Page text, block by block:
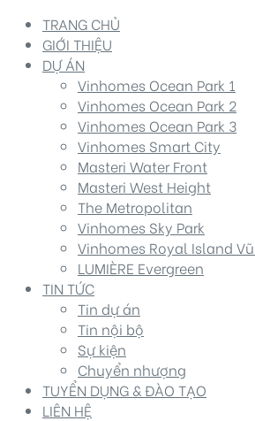
TRANG CHỦ
GIỚI THIỆU
DỰ ÁN
Vinhomes Ocean Park 1
Vinhomes Ocean Park 2
Vinhomes Ocean Park 3
Vinhomes Smart City
Masteri Water Front
Masteri West Height
The Metropolitan
Vinhomes Sky Park
Vinhomes Royal Island
LUMIÈRE Evergreen
TIN TỨC
Tin dự án
Tin nội bộ
Sự kiện
Chuyển nhượng
TUYỂN DỤNG & ĐÀO TẠO
LIÊN HỆ